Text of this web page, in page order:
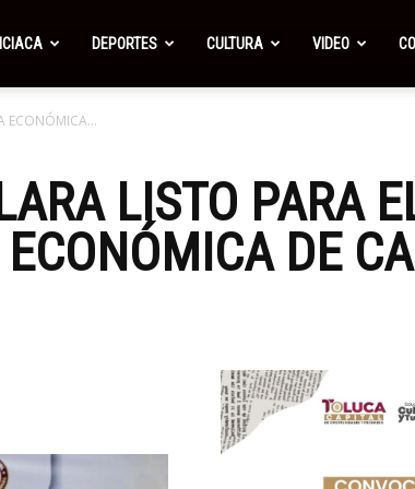
DEPORTES CULTURA VIDEO
ECONÓMICA...
LISTO PARA
DE